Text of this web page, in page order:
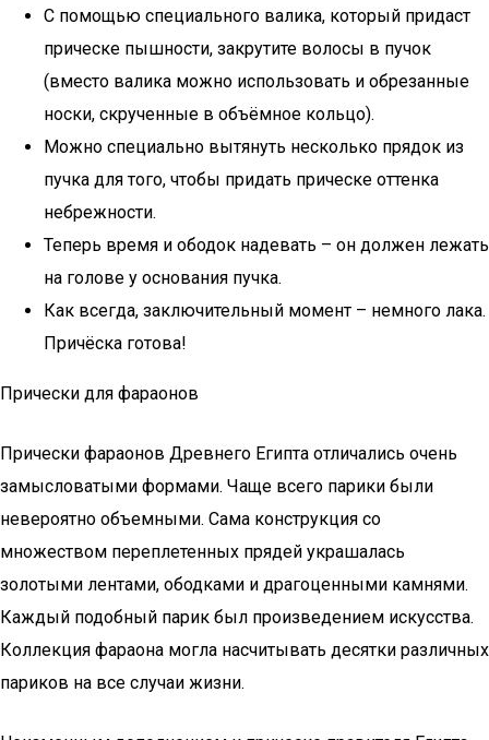
С помощью специального валика, который придаст
прическе пышности, закрутите волосы в пучок
(вместо валика можно использовать и обрезанные
носки, скрученные в объёмное кольцо).
Можно специально вытянуть несколько прядок из
пучка для того, чтобы придать прическе оттенка
небрежности.
Теперь время и ободок надевать – он должен лежать
на голове у основания пучка.
Как всегда, заключительный момент – немного лака.
Причёска готова!
Прически для фараонов
Прически фараонов Древнего Египта отличались очень
замысловатыми формами. Чаще всего парики были
невероятно объемными. Сама конструкция со
множеством переплетенных прядей украшалась
золотыми лентами, ободками и драгоценными камнями.
Каждый подобный парик был произведением искусства.
Коллекция фараона могла насчитывать десятки различных
париков на все случаи жизни.